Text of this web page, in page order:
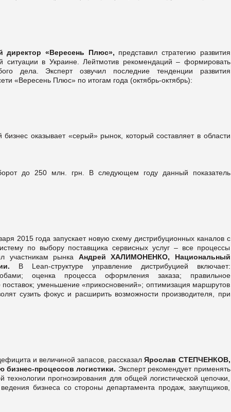
директор «Вересень Плюс», представил стратегию развития
ситуации в Украине.
Лейтмотив рекомендаций – формировать
дела. Эксперт
озвучил последние тенденции развития
«Вересень Плюс» по итогам года (октябрь-октябрь):
оказывает «серый» рынок, который составляет в области
до 250 млн. грн. В следующем году данный показатель
2015 года запускает новую схему дистрибуционных каналов с
по выбору поставщика сервисных услуг – все процессы
участникам рынка Андрей ХАЛИМОНЕНКО, Национальный
В Lean-структуре управление дистрибуцией включает:
оценка процесса оформления заказа; правильное
уменьшение «прикосновений»; оптимизация маршрутов
сузить фокус и расширить возможности производителя, при
и величиной запасов, рассказалЯрослав СТЕПЧЕНКОВ,
бизнес-процессов логистики. Эксперт рекомендует применять
прогнозирования для общей логистической цепочки,
бизнеса со стороны департамента продаж, закупщиков,